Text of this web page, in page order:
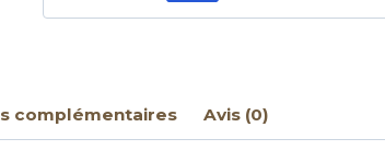
complémentaires Avis (0)